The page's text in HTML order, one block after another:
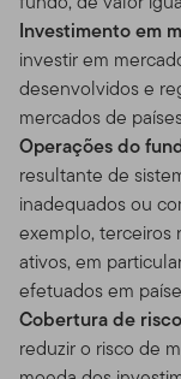
Investimento em
investir em
desenvolvidos e
mercados de
Operações do
resultante de
inadequados ou
exemplo, terceiros
ativos, em
efetuados em
Cobertura de
reduzir o risco de